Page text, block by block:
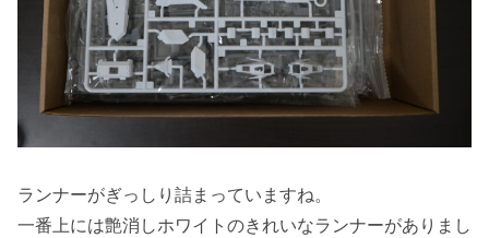
ランナーがぎっしり詰まっていますね。
一番上には艶消しホワイトのきれいなランナーがありまし